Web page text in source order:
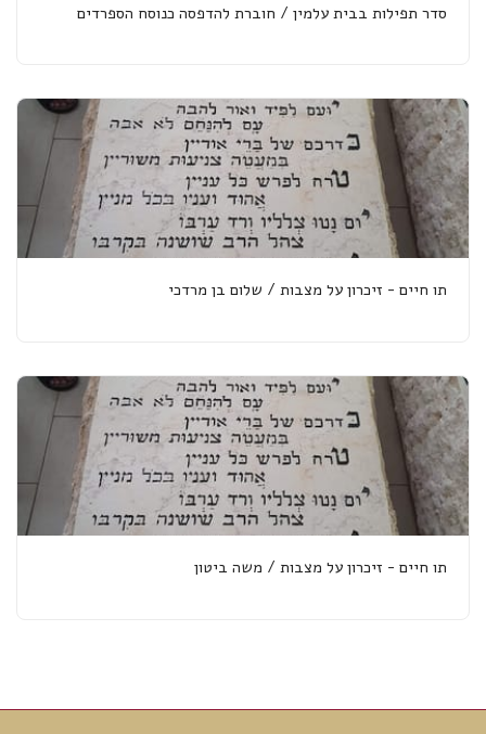
סדר תפילות בבית עלמין / חוברת להדפסה כנוסח הספרדים
תו חיים - זיכרון על מצבות / שלום בן מרדכי
תו חיים - זיכרון על מצבות / משה ביטון